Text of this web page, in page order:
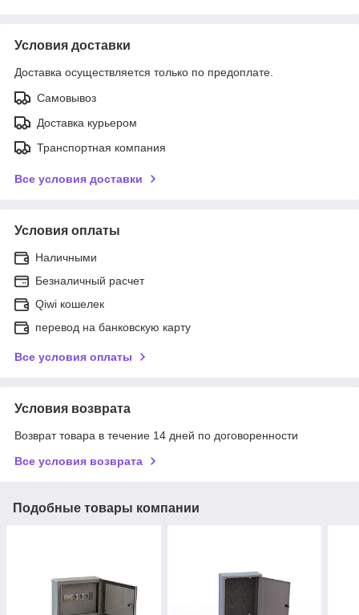
Условия доставки
Доставка осуществляется только по предоплате.
Самовывоз
Доставка курьером
Транспортная компания
Все условия доставки
Условия оплаты
Наличными
Безналичный расчет
Qiwi кошелек
перевод на банковскую карту
Все условия оплаты
Условия возврата
Возврат товара в течение 14 дней по договоренности
Все условия возврата
Подобные товары компании